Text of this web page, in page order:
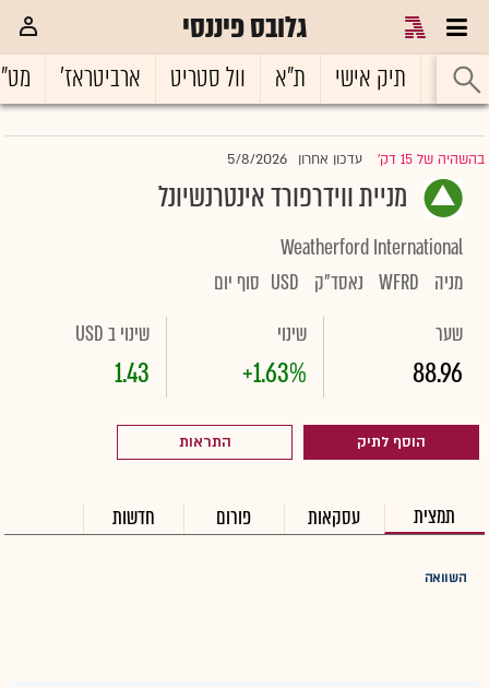
גלובס פיננסי
ראשי תיק אישי ת"א וול סטריט ארביטראז'
בהשהיה של 15 דק' |עדכון אחרון 5/8/2026
מניית ווידרפורד אינטרנשיונל
Weatherford International
מניה
WFRD נאסד"ק USD סוף יום
שער
88.96
שינוי
+1.63%
שינוי ב USD
1.43
הוסף לתיק התראות
תמצית עסקאות פורום חדשות
השוואה